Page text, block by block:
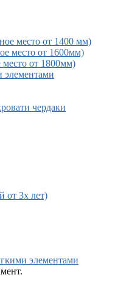
место от 1400 мм)
место от 1600мм)
место от 1800мм)
элементами
чердаки
от 3х лет)
элементами